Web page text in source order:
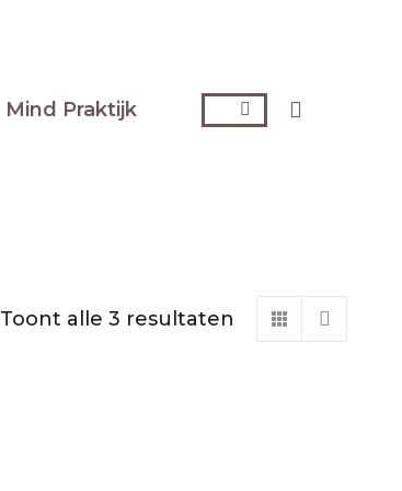
Mind Praktijk Zoeken:
Toont alle 3 resultaten Gesorteerd
op